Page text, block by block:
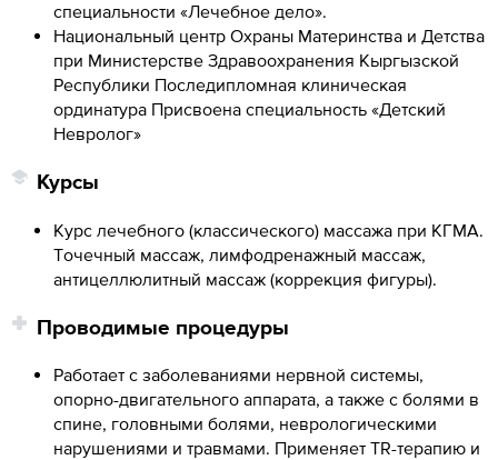
специальности «Лечебное дело».
Национальный центр Охраны Материнства и Детства
при Министерстве Здравоохранения Кыргызской
Республики Последипломная клиническая
ординатура Присвоена специальность «Детский
Невролог»
Курсы
Курс лечебного (классического) массажа при КГМА.
Точечный массаж, лимфодренажный массаж,
антицеллюлитный массаж (коррекция фигуры).
Проводимые процедуры
Работает с заболеваниями нервной системы,
опорно-двигательного аппарата, а также с болями в
спине, головными болями, неврологическими
нарушениями и травмами. Применяет TR-терапию и